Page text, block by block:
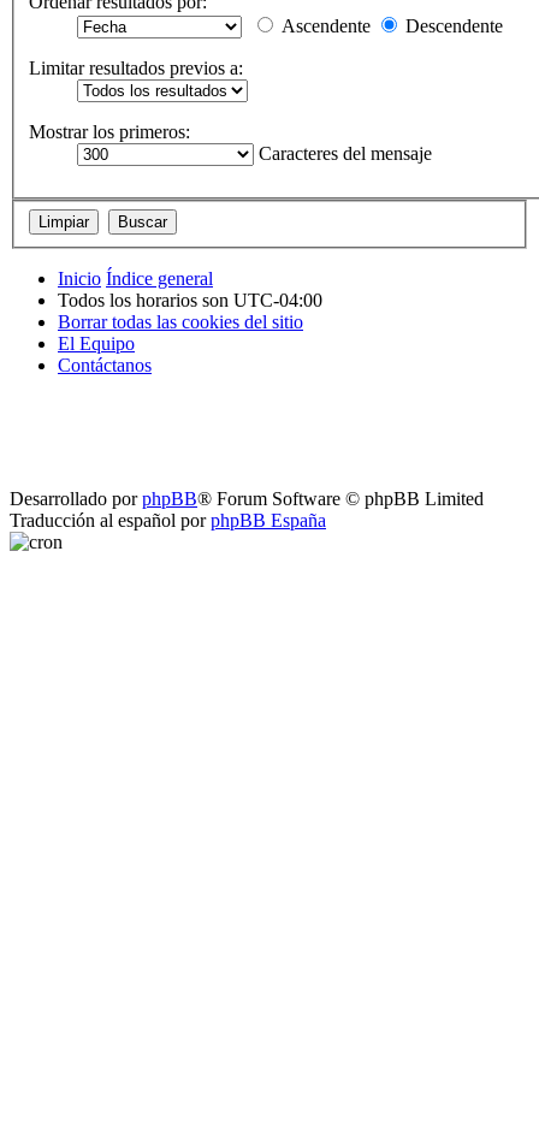
Ascendente
Descendente
Limitar resultados previos a:
Mostrar los primeros:
Caracteres del mensaje
Inicio Índice general
Todos los horarios son UTC-04:00
Borrar todas las cookies del sitio
El Equipo
Contáctanos
Desarrollado porphpBB® Forum Software © phpBB Limited
Traducción al español porphpBB España